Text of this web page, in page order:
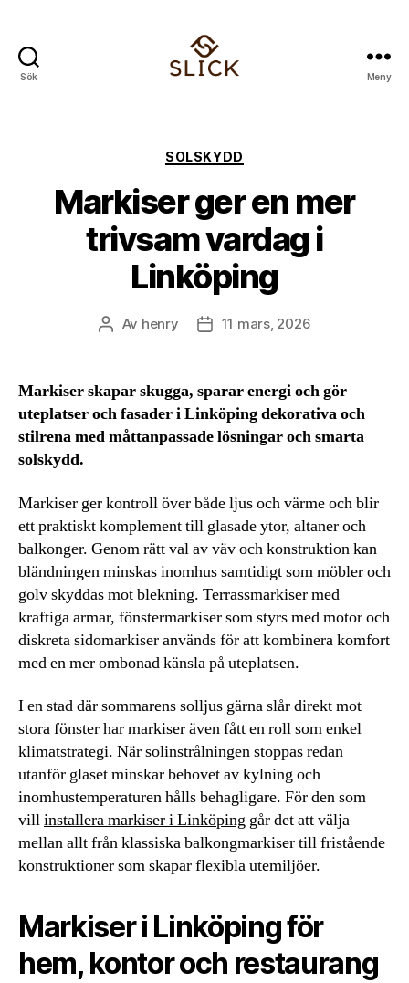
Sök Meny
Kategorier
SOLSKYDD
Markiser ger en mer
trivsam vardag i
Linköping
Inläggsförfattare
Av henry Inläggsdatum
11 mars, 2026
Markiser skapar skugga, sparar energi och gör
uteplatser och fasader i Linköping dekorativa och
stilrena med måttanpassade lösningar och smarta
solskydd.
Markiser ger kontroll över både ljus och värme och blir
ett praktiskt komplement till glasade ytor, altaner och
balkonger. Genom rätt val av väv och konstruktion kan
bländningen minskas inomhus samtidigt som möbler och
golv skyddas mot blekning. Terrassmarkiser med
kraftiga armar, fönstermarkiser som styrs med motor och
diskreta sidomarkiser används för att kombinera komfort
med en mer ombonad känsla på uteplatsen.
I en stad där sommarens solljus gärna slår direkt mot
stora fönster har markiser även fått en roll som enkel
klimatstrategi. När solinstrålningen stoppas redan
utanför glaset minskar behovet av kylning och
inomhustemperaturen hålls behagligare. För den som
villinstallera markiser i Linköping går det att välja
mellan allt från klassiska balkongmarkiser till fristående
konstruktioner som skapar flexibla utemiljöer.
Markiser i Linköping för
hem, kontor och restaurang